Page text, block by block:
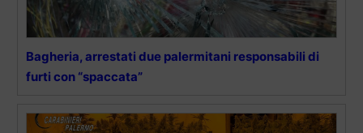
Bagheria, arrestati due palermitani responsabili di
furti con “spaccata”